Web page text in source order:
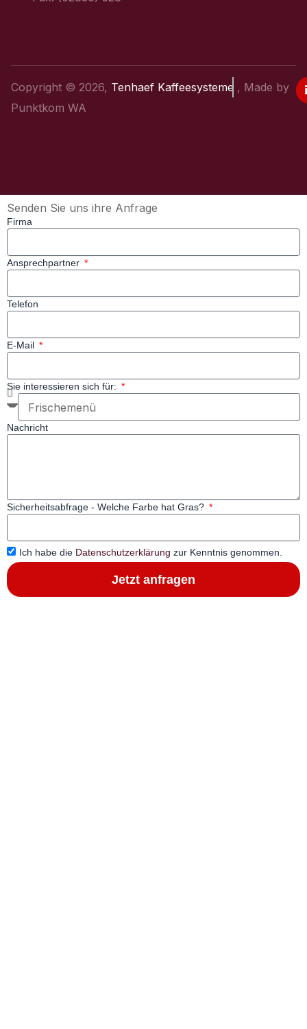
Copyright © 2026, Tenhaef Kaffeesysteme , Made by
Punktkom WA
Senden Sie uns ihre Anfrage
Firma
Ansprechpartner
Telefon
E-Mail
Sie interessieren sich für:
Nachricht
Sicherheitsabfrage - Welche Farbe hat Gras?
Ich habe die Datenschutzerklärung zur Kenntnis genommen.
Jetzt anfragen